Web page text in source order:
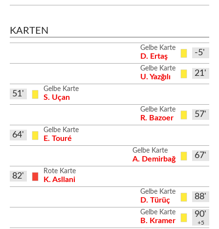
KARTEN
-5'
Gelbe Karte
D. Ertaş
21'
Gelbe Karte
U. Yazğılı
Gelbe Karte
S. Uçan
51'
57'
Gelbe Karte
R. Bazoer
Gelbe Karte
E. Touré
64'
67'
Gelbe Karte
A. Demirbağ
Rote Karte
K. Asllani
82'
88'
Gelbe Karte
D. Türüç
90'
+5
Gelbe Karte
B. Kramer